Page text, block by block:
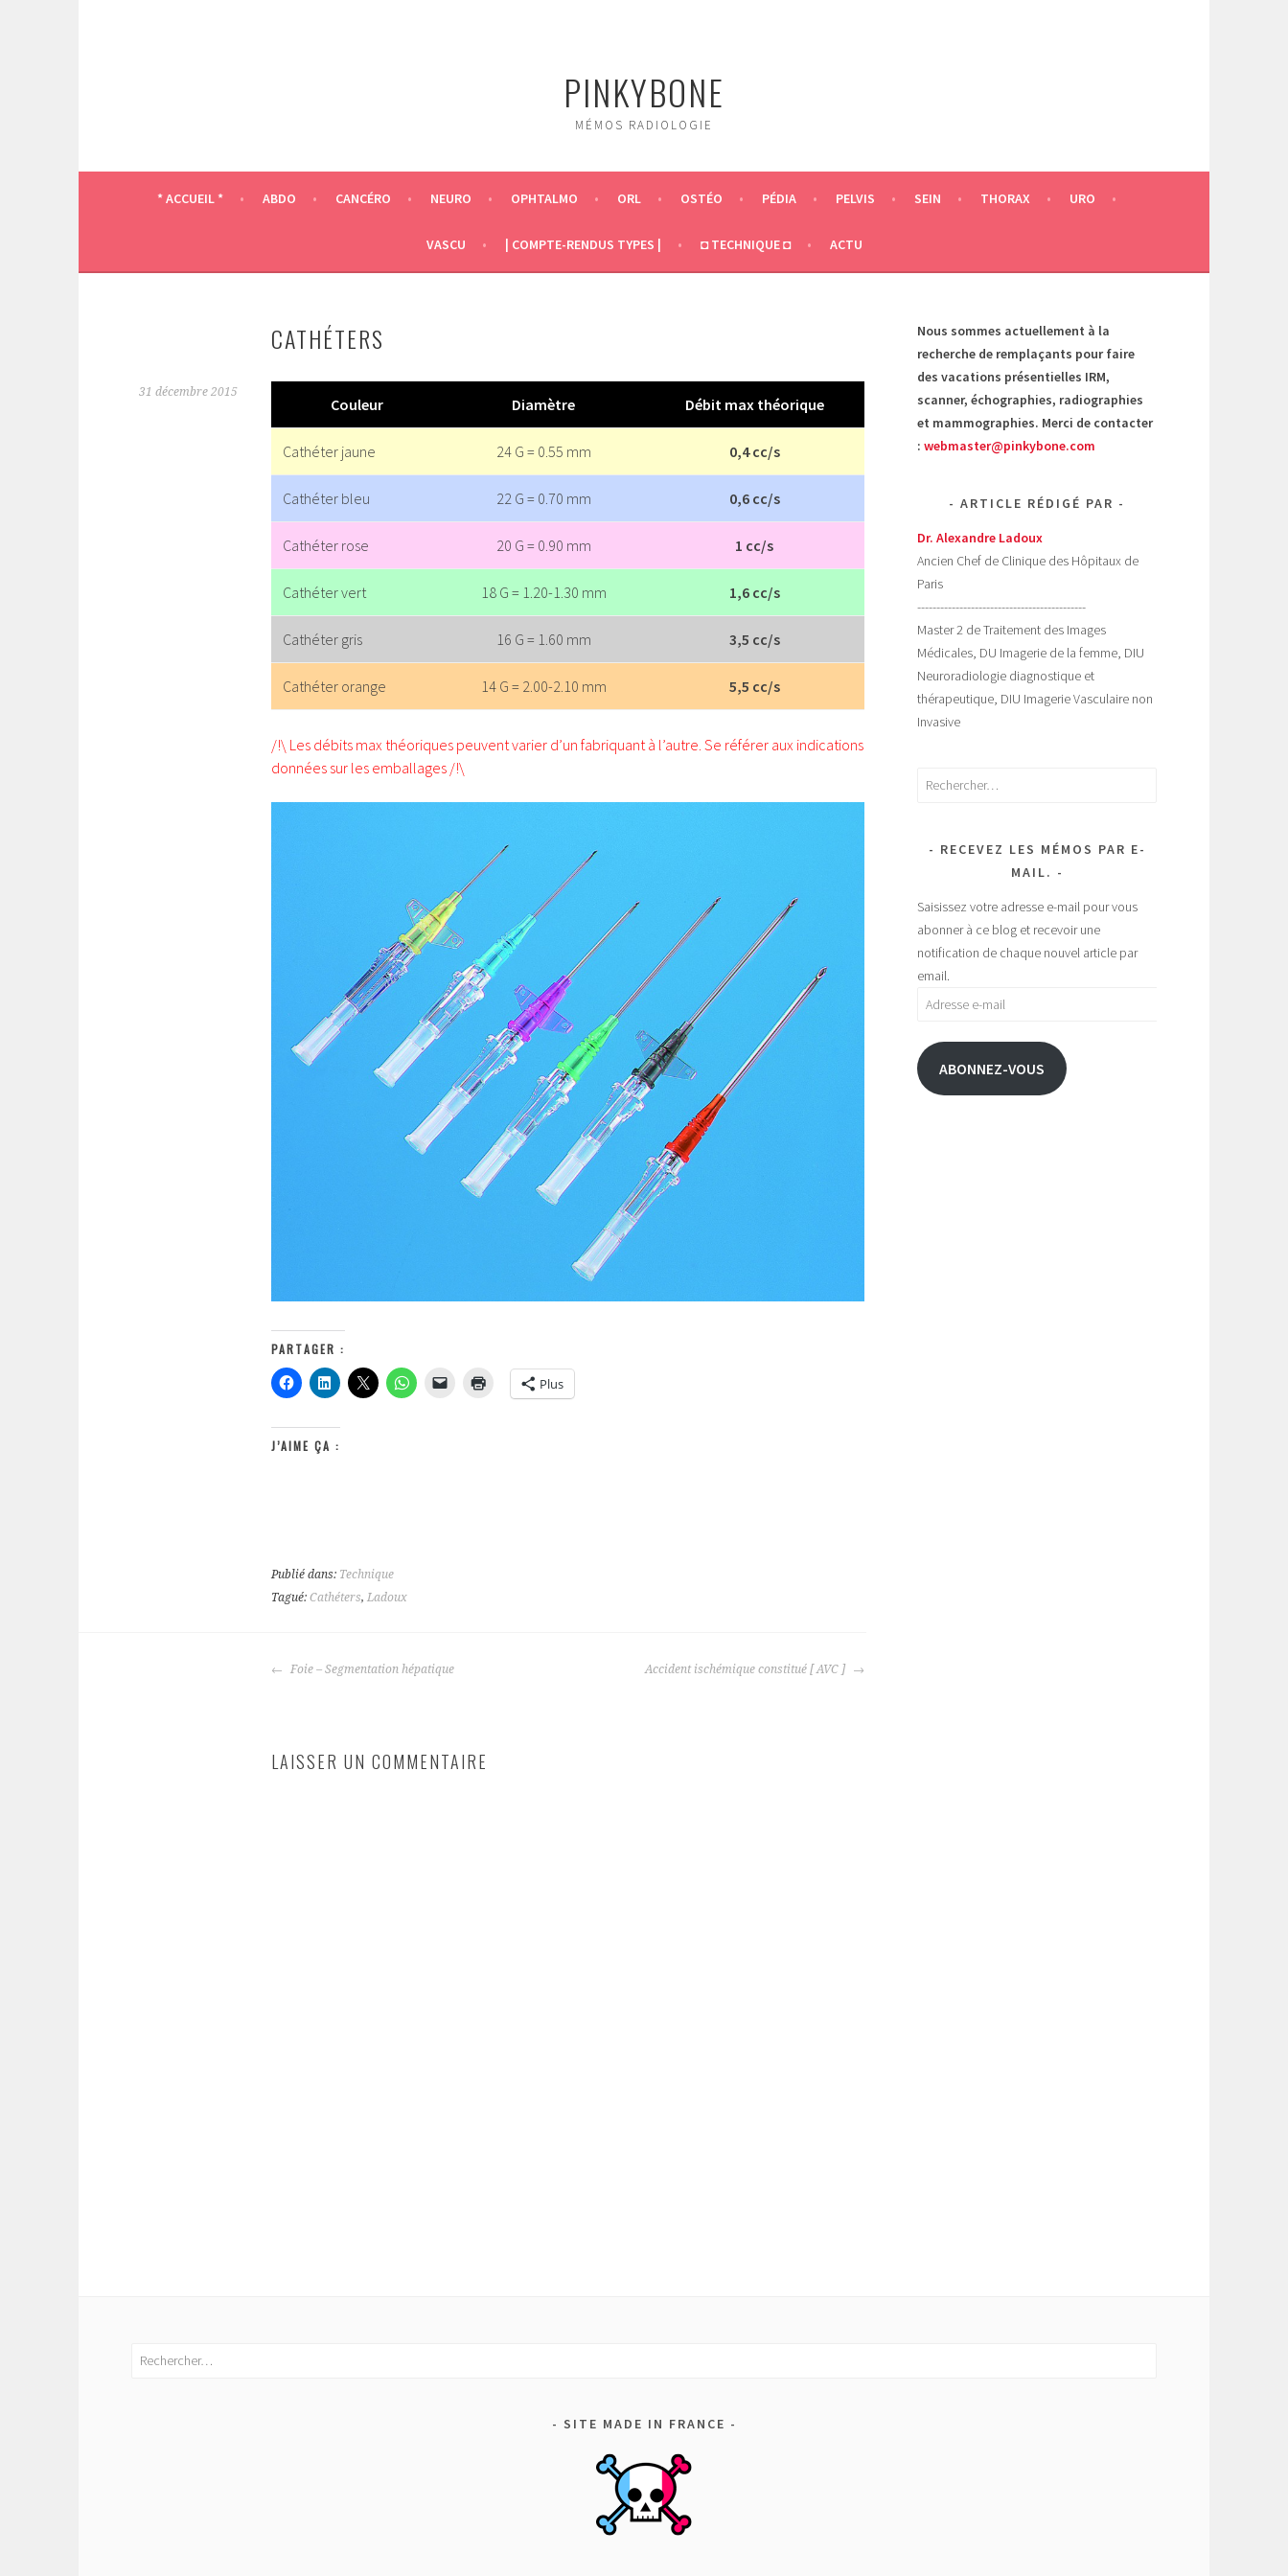
PINKYBONE
MÉMOS RADIOLOGIE
* ACCUEIL * ABDO CANCÉRO NEURO OPHTALMO ORL OSTÉO PÉDIA PELVIS SEIN THORAX URO
VASCU | COMPTE-RENDUS TYPES | ◘ TECHNIQUE ◘ ACTU
CATHÉTERS
31 décembre 2015
Couleur Diamètre Débit max théorique
Cathéter jaune 24 G = 0.55 mm 0,4 cc/s
Cathéter bleu 22 G = 0.70 mm 0,6 cc/s
Cathéter rose 20 G = 0.90 mm 1 cc/s
Cathéter vert 18 G = 1.20-1.30 mm 1,6 cc/s
Cathéter gris 16 G = 1.60 mm 3,5 cc/s
Cathéter orange 14 G = 2.00-2.10 mm 5,5 cc/s
/!\ Les débits max théoriques peuvent varier d’un fabriquant à l’autre. Se référer aux indications
données sur les emballages /!\
PARTAGER :
Plus
J’AIME ÇA :
Publié dans: Technique
Tagué: Cathéters, Ladoux
NAVIGATION
Foie – Segmentation hépatique Accident ischémique constitué [ AVC ]
LAISSER UN COMMENTAIRE
Nous sommes actuellement à la
recherche de remplaçants pour faire
des vacations présentielles IRM,
scanner, échographies, radiographies
et mammographies. Merci de contacter
: webmaster@pinkybone.com
ARTICLE RÉDIGÉ PAR
Dr. Alexandre Ladoux
Ancien Chef de Clinique des Hôpitaux de
Paris
--------------------------------------------
Master 2 de Traitement des Images
Médicales, DU Imagerie de la femme, DIU
Neuroradiologie diagnostique et
thérapeutique, DIU Imagerie Vasculaire non
Invasive
Rechercher :
RECEVEZ LES MÉMOS PAR E-
MAIL.
Saisissez votre adresse e-mail pour vous
abonner à ce blog et recevoir une
notification de chaque nouvel article par
email.
Adresse
mail
ABONNEZ-VOUS
Rechercher :
SITE MADE IN FRANCE